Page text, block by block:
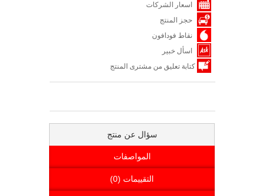
اسعار الشركات
حجز المنتج
نقاط فودافون
اسأل خبير
كتابة تعليق من مشترى المنتج
سؤال عن منتج
المواصفات
التقييمات (0)